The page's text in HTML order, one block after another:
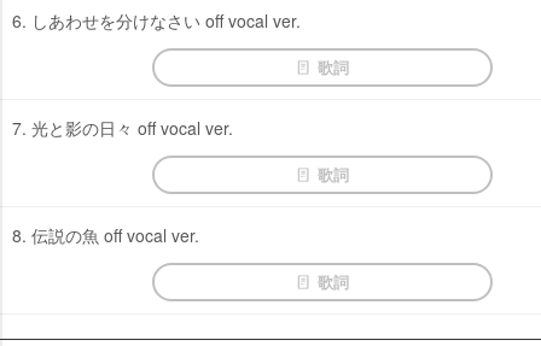
6. しあわせを分けなさい off vocal ver.
歌詞
7. 光と影の日々 off vocal ver.
歌詞
8. 伝説の魚 off vocal ver.
歌詞